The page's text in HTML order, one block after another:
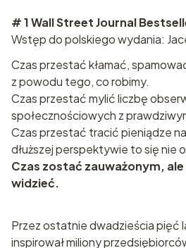
# 1 Wall Street Journal
Wstęp do polskiego wydania:
Czas przestać kłamać,
z powodu tego, co robimy.
Czas przestać mylić liczbę
społecznościowych z
Czas przestać tracić pieniądze
dłuższej perspektywie to się nie
Czas zostać zauważonym,
widzieć.
Przez ostatnie dwadzieścia pięć
inspirował miliony